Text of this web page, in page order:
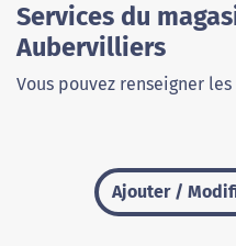
Services du
Aubervilliers
Vous pouvez renseigner
Ajouter /